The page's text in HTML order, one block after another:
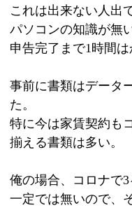
これは出来ない人出
パソコンの知識が無
申告完了まで1時間は
事前に書類はデータ
た。
特に今は家賃契約も
揃える書類は多い。
俺の場合、コロナで
一定では無いので、